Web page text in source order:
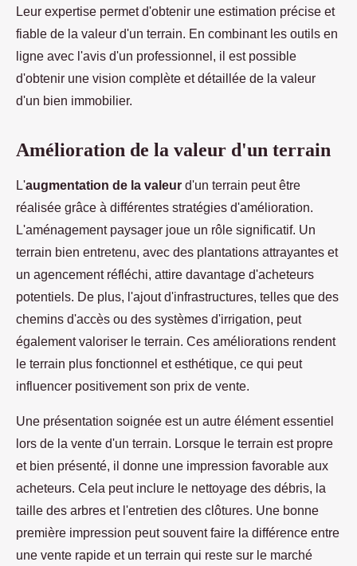
Leur expertise permet d'obtenir une estimation précise et
fiable de la valeur d'un terrain. En combinant les outils en
ligne avec l'avis d'un professionnel, il est possible
d'obtenir une vision complète et détaillée de la valeur
d'un bien immobilier.
Amélioration de la valeur d'un terrain
L'augmentation de la valeur d'un terrain peut être
réalisée grâce à différentes stratégies d'amélioration.
L'aménagement paysager joue un rôle significatif. Un
terrain bien entretenu, avec des plantations attrayantes et
un agencement réfléchi, attire davantage d'acheteurs
potentiels. De plus, l'ajout d'infrastructures, telles que des
chemins d'accès ou des systèmes d'irrigation, peut
également valoriser le terrain. Ces améliorations rendent
le terrain plus fonctionnel et esthétique, ce qui peut
influencer positivement son prix de vente.
Une présentation soignée est un autre élément essentiel
lors de la vente d'un terrain. Lorsque le terrain est propre
et bien présenté, il donne une impression favorable aux
acheteurs. Cela peut inclure le nettoyage des débris, la
taille des arbres et l'entretien des clôtures. Une bonne
première impression peut souvent faire la différence entre
une vente rapide et un terrain qui reste sur le marché